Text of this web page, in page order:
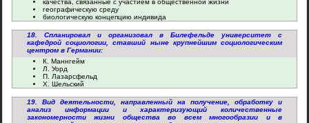
качества, связанные с участием в общественной жизни
географическую среду
биологическую концепцию индивида
18. Спланировал и организовал в Билефельде университет с
кафедрой социологии, ставший ныне крупнейшим социологическим
центром в Германии:
К. Маннгейм
Л. Уорд
П. Лазарсфельд
Х. Шельский
19. Вид деятельности, направленный на получение, обработку и
анализ информации и характеризующий количественные
закономерности жизни общества во всем многообразии и в